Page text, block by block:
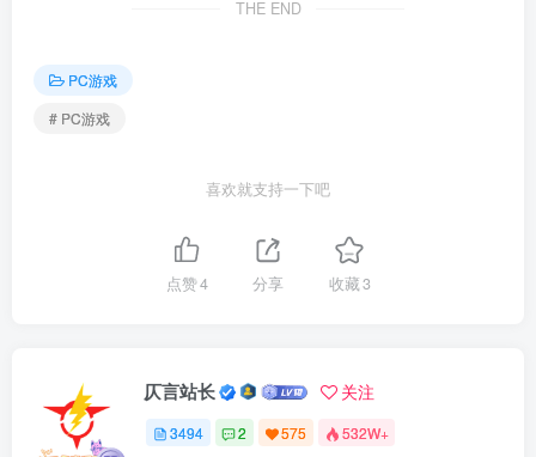
THE END
PC游戏
# PC游戏
喜欢就支持一下吧
点赞4 分享 收藏3
仄言站长 关注
3494 2 575 532W+